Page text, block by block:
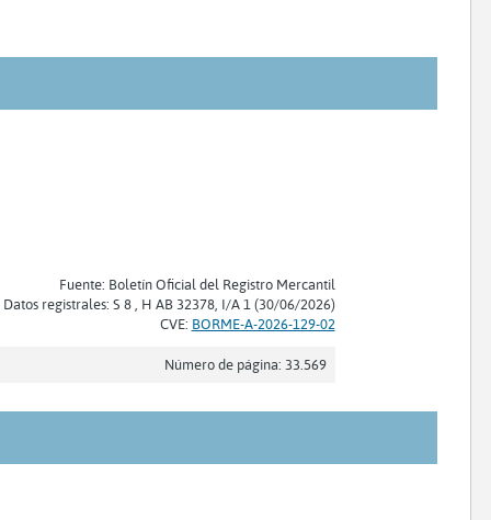
Fuente: Boletín Oficial del Registro Mercantil
Datos registrales: S 8 , H AB 32378, I/A 1 (30/06/2026)
CVE: BORME-A-2026-129-02
Número de página: 33.569